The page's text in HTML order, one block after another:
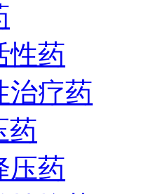
性药
治疗药
药
压药